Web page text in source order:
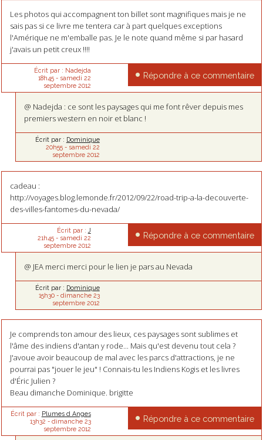
Les photos qui accompagnent ton billet sont magnifiques mais je ne
sais pas si ce livre me tentera car à part quelques exceptions
l'Amérique ne m'emballe pas. Je le note quand même si par hasard
j'avais un petit creux !!!!
Écrit par : Nadejda
18h45- samedi 22
septembre 2012
Répondre à ce commentaire
@ Nadejda : ce sont les paysages qui me font rêver depuis mes
premiers western en noir et blanc !
Écrit par : Dominique
20h55- samedi 22
septembre 2012
cadeau :
http://voyages.blog.lemonde.fr/2012/09/22/road-trip-a-la-decouverte-
des-villes-fantomes-du-nevada/
Écrit par : J
21h45- samedi 22
septembre 2012
Répondre à ce commentaire
@ JEA merci merci pour le lien je pars au Nevada
Écrit par : Dominique
15h30- dimanche 23
septembre 2012
Je comprends ton amour des lieux, ces paysages sont sublimes et
l'âme des indiens d'antan y rode... Mais qu'est devenu tout cela ?
J'avoue avoir beaucoup de mal avec les parcs d'attractions, je ne
pourrai pas "jouer le jeu" ! Connais-tu les Indiens Kogis et les livres
d'Éric Julien ?
Beau dimanche Dominique. brigitte
Écrit par : Plumes d Anges
13h32 - dimanche 23
septembre 2012
Répondre à ce commentaire